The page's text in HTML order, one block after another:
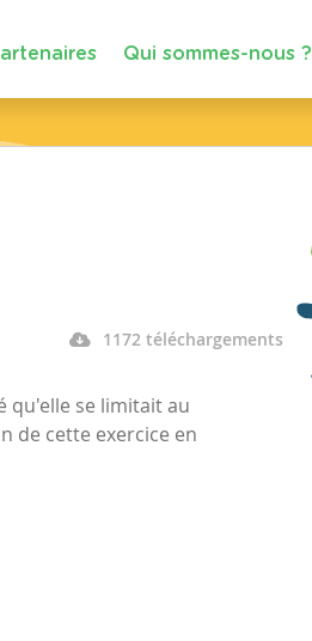
Qui sommes-nous ?
1172 téléchargements
qu'elle se limitait au
de cette exercice en